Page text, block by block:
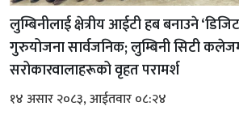
लुम्बिनीलाई क्षेत्रीय आईटी हब बनाउने
गुरुयोजना सार्वजनिक; लुम्बिनी सिटी
सरोकारवालाहरूको वृहत परामर्श
१४ असार २०८३, आईतवार ०८:२४